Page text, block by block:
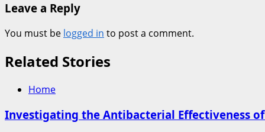
Leave a Reply
You must be logged in to post a comment.
Related Stories
Home
Investigating the Antibacterial Effectiveness